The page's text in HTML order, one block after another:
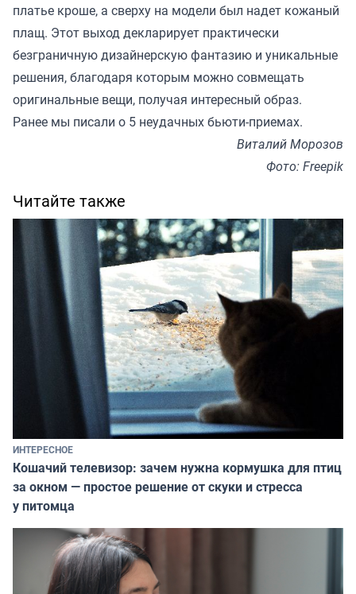
платье кроше, а сверху на модели был надет кожаный
плащ. Этот выход декларирует практически
безграничную дизайнерскую фантазию и уникальные
решения, благодаря которым можно совмещать
оригинальные вещи, получая интересный образ.
Ранее мы писали о 5 неудачных бьюти-приемах.
Виталий Морозов
Фото: Freepik
Читайте также
ИНТЕРЕСНОЕ
Кошачий телевизор: зачем нужна кормушка для птиц
за окном — простое решение от скуки и стресса
у питомца